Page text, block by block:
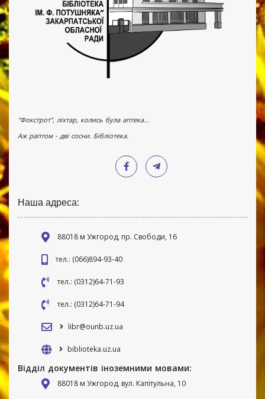
"Фокстрот", ліхтар, колись була аптека...
Аж раптом - дві сосни. Бібліотека.
Наша адреса:
88018 м Ужгород, пр. Свободи, 16
тел.: (066)894-93-40
тел.: (0312)64-71-93
тел.: (0312)64-71-94
libr@ounb.uz.ua
biblioteka.uz.ua
Відділ документів іноземними мовами:
88018 м Ужгород, вул. Капітульна, 10